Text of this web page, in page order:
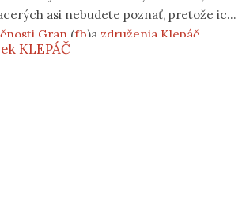
asi nebudete poznať, pretože ich
Gran (fb)a združenia Klepáč
KLEPÁČ